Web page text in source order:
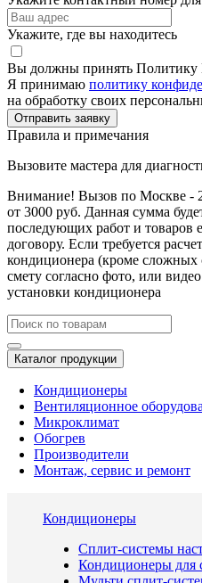
Укажите, где вы находитесь
Вы должны принять Политику
Я принимаю политику
на обработку своих
Отправить заявку
Правила и примечания
Вызовите мастера для
Внимание! Вызов по Москве -
от 3000 руб. Данная сумма
последующих работ и товаров
договору. Если требуется
кондиционера (кроме сложных
смету согласно фото, или
установки кондиционера
Каталог продукции
Кондиционеры
Вентиляционное
Микроклимат
Обогрев
Производители
Монтаж, сервис и ремонт
Кондиционеры
Сплит-системы
Кондиционеры для